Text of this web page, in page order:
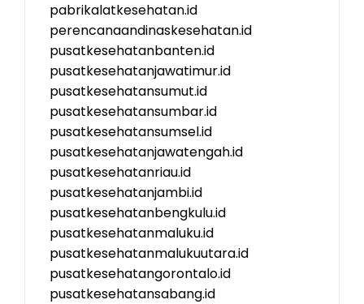
pabrikalatkesehatan.id
perencanaandinaskesehatan.id
pusatkesehatanbanten.id
pusatkesehatanjawatimur.id
pusatkesehatansumut.id
pusatkesehatansumbar.id
pusatkesehatansumsel.id
pusatkesehatanjawatengah.id
pusatkesehatanriau.id
pusatkesehatanjambi.id
pusatkesehatanbengkulu.id
pusatkesehatanmaluku.id
pusatkesehatanmalukuutara.id
pusatkesehatangorontalo.id
pusatkesehatansabang.id